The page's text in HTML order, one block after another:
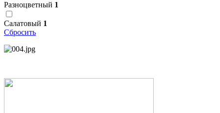
Разноцветный 1
Салатовый 1
Сбросить